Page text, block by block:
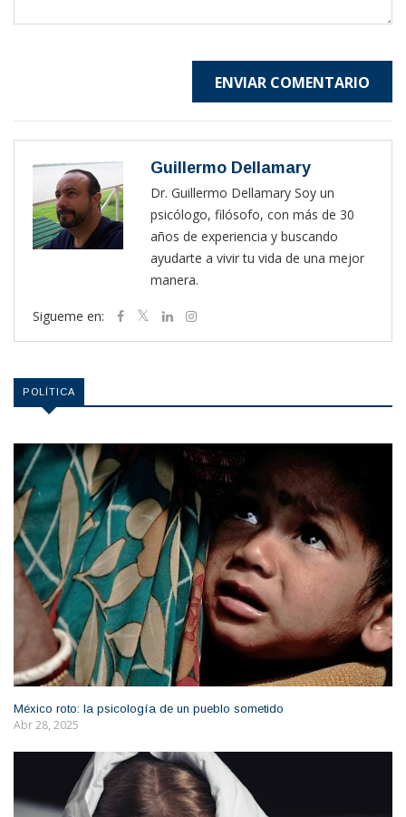
ENVIAR COMENTARIO
Guillermo Dellamary
Dr. Guillermo Dellamary Soy un
psicólogo, filósofo, con más de 30
años de experiencia y buscando
ayudarte a vivir tu vida de una mejor
manera.
Sigueme en:
POLÍTICA
México roto: la psicología de un pueblo sometido
Abr 28, 2025